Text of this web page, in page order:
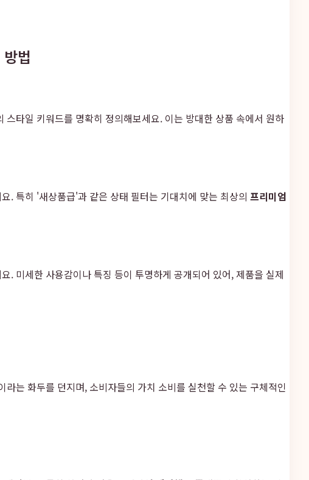
법
타일 키워드를 명확히 정의해보세요. 이는 방대한 상품 속에서 원하
. 특히 '새상품급'과 같은 상태 필터는 기대치에 맞는 최상의 프리미엄
. 미세한 사용감이나 특징 등이 투명하게 공개되어 있어, 제품을 실제
는 화두를 던지며, 소비자들의 가치 소비를 실천할 수 있는 구체적인